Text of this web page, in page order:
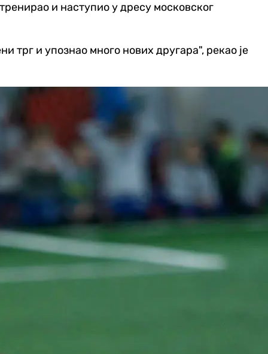
и наступио у дресу московског
трг и упознао много нових другара", рекао је